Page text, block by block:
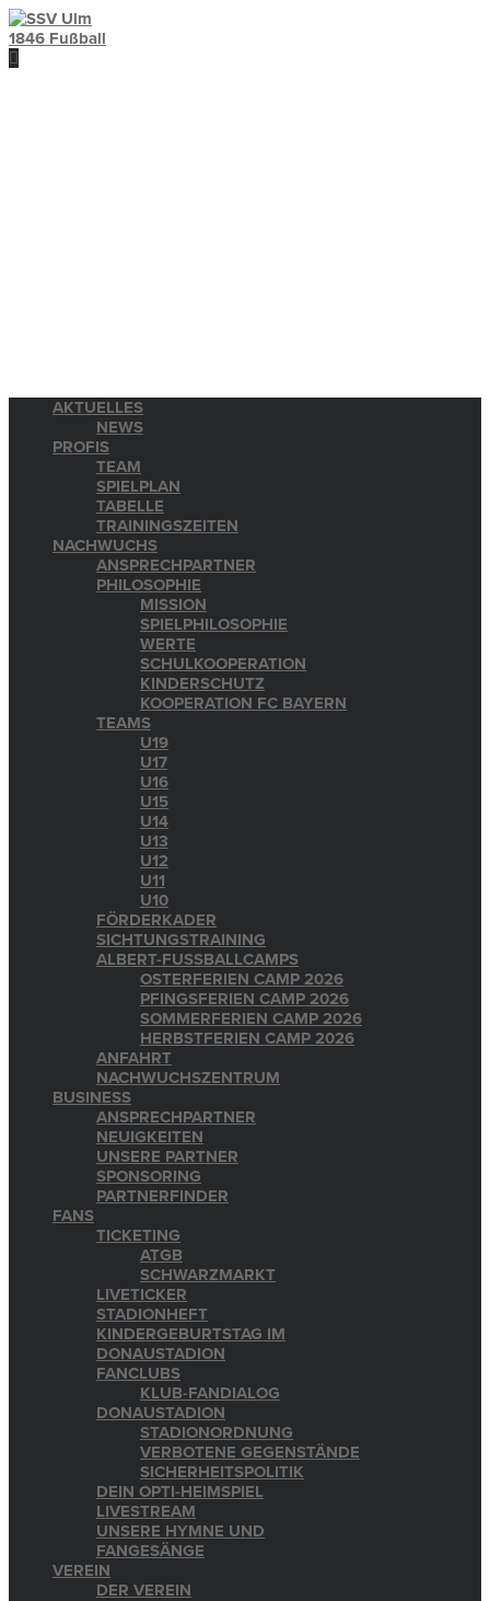
AKTUELLES
NEWS
PROFIS
TEAM
SPIELPLAN
TABELLE
TRAININGSZEITEN
NACHWUCHS
ANSPRECHPARTNER
PHILOSOPHIE
MISSION
SPIELPHILOSOPHIE
WERTE
SCHULKOOPERATION
KINDERSCHUTZ
KOOPERATION FC BAYERN
TEAMS
U19
U17
U16
U15
U14
U13
U12
U11
U10
FÖRDERKADER
SICHTUNGSTRAINING
ALBERT-FUSSBALLCAMPS
OSTERFERIEN CAMP 2026
PFINGSFERIEN CAMP 2026
SOMMERFERIEN CAMP 2026
HERBSTFERIEN CAMP 2026
ANFAHRT
NACHWUCHSZENTRUM
BUSINESS
ANSPRECHPARTNER
NEUIGKEITEN
UNSERE PARTNER
SPONSORING
PARTNERFINDER
FANS
TICKETING
ATGB
SCHWARZMARKT
LIVETICKER
STADIONHEFT
KINDERGEBURTSTAG IM
DONAUSTADION
FANCLUBS
KLUB-FANDIALOG
DONAUSTADION
STADIONORDNUNG
VERBOTENE GEGENSTÄNDE
SICHERHEITSPOLITIK
DEIN OPTI-HEIMSPIEL
LIVESTREAM
UNSERE HYMNE UND
FANGESÄNGE
VEREIN
DER VEREIN